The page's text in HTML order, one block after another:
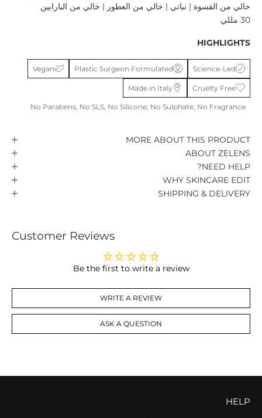
خالي من القسوة | نباتي | خالي من العطور | خالي من البارابين
30 مللي
HIGHLIGHTS
Science-Led
Plastic Surgeon Formulated
Vegan
Cruelty Free
Made in Italy
No Parabens, No SLS, No Silicone, No Sulphate, No Fragrance
MORE ABOUT THIS PRODUCT
ABOUT ZELENS
NEED HELP?
WHY SKINCARE EDIT
SHIPPING & DELIVERY
Customer Reviews
Be the first to write a review
WRITE A REVIEW
ASK A QUESTION
HELP